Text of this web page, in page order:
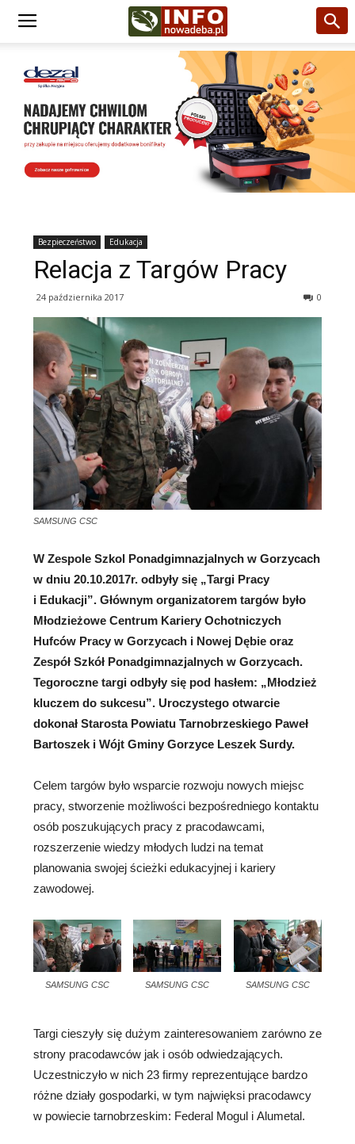
Bezpieczeństwo Edukacja
Relacja z Targów Pracy
24 października 2017 0
SAMSUNG CSC
W Zespole Szkol Ponadgimnazjalnych w Gorzycach
w dniu 20.10.2017r. odbyły się „Targi Pracy
i Edukacji”. Głównym organizatorem targów było
Młodzieżowe Centrum Kariery Ochotniczych
Hufców Pracy w Gorzycach i Nowej Dębie oraz
Zespół Szkół Ponadgimnazjalnych w Gorzycach.
Tegoroczne targi odbyły się pod hasłem: „Młodzież
kluczem do sukcesu”. Uroczystego otwarcie
dokonał Starosta Powiatu Tarnobrzeskiego Paweł
Bartoszek i Wójt Gminy Gorzyce Leszek Surdy.
Celem targów było wsparcie rozwoju nowych miejsc
pracy, stworzenie możliwości bezpośredniego kontaktu
osób poszukujących pracy z pracodawcami,
rozszerzenie wiedzy młodych ludzi na temat
planowania swojej ścieżki edukacyjnej i kariery
zawodowej.
SAMSUNG CSC SAMSUNG CSC SAMSUNG CSC
Targi cieszyły się dużym zainteresowaniem zarówno ze
strony pracodawców jak i osób odwiedzających.
Uczestniczyło w nich 23 firmy reprezentujące bardzo
różne działy gospodarki, w tym najwięksi pracodawcy
w powiecie tarnobrzeskim: Federal Mogul i Alumetal.